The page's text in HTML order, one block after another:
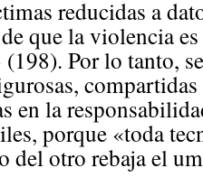
reducidas a
que la violencia
Por lo tanto,
en la
porque «toda
del otro rebaja el